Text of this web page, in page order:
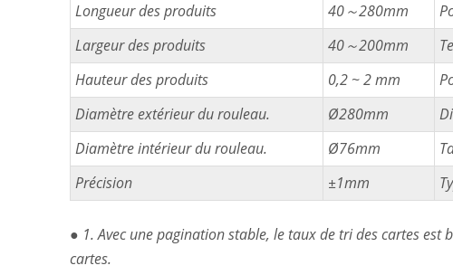
Longueur des produits
40～280mm
Largeur des produits
40～200mm
Hauteur des produits
0,2 ~ 2 mm
Diamètre extérieur du rouleau.
Ø280mm
Diamètre intérieur du rouleau.
Ø76mm
Précision
±1mm
● 1. Avec une pagination stable, le taux de tri des cartes
cartes.